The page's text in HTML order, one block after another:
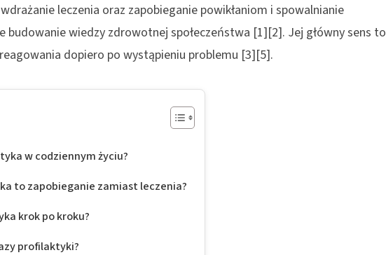
leczenia oraz zapobieganie powikłaniom i spowalnianie
budowanie wiedzy zdrowotnej społeczeństwa [1][2]. Jej główny sens to
dopiero po wystąpieniu problemu [3][5].
w codziennym życiu?
to zapobieganie zamiast leczenia?
krok po kroku?
profilaktyki?